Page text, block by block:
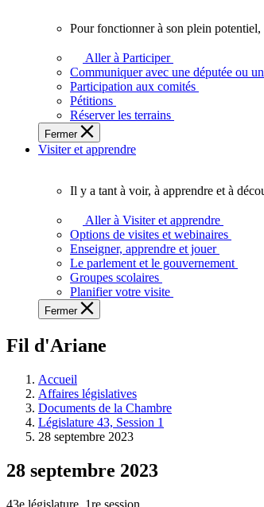
Ontariens.
fonctionner
plein
potentiel,
l'Assemblée
a
besoin
Pour fonctionner à son plein
Aller à Participer
Communiquer avec une députée ou
Participation aux comités
Pétitions
Réserver les terrains
Fermer
Visiter et apprendre
voir,
apprendre
et
découvrir
l'Assemblée
législative.
Il y a tant à voir, à apprendre et à
Aller à Visiter et apprendre
Options de visites et webinaires
Enseigner, apprendre et jouer
Le parlement et le gouvernement
Groupes scolaires
Planifier votre visite
Fermer
Fil d'Ariane
Accueil
Affaires législatives
Documents de la Chambre
Législature 43, Session 1
28 septembre 2023
28 septembre 2023
43e législature, 1re session